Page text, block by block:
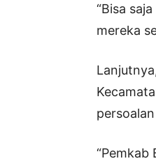
“Bisa
mereka
“Pemkab